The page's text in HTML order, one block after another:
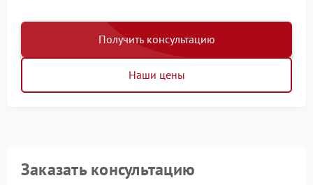
Получить консультацию
Наши цены
Заказать консультацию